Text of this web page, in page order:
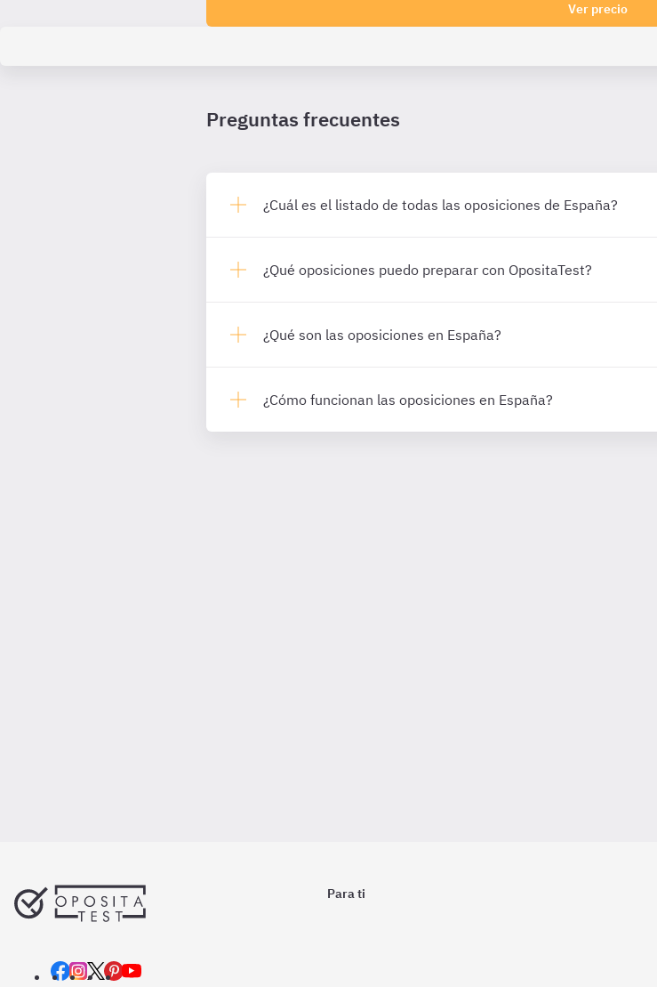
Ver precio
Preguntas frecuentes
¿Cuál es el listado de todas las oposiciones de España?
¿Qué oposiciones puedo preparar con OpositaTest?
¿Qué son las oposiciones en España?
¿Cómo funcionan las oposiciones en España?
Para ti